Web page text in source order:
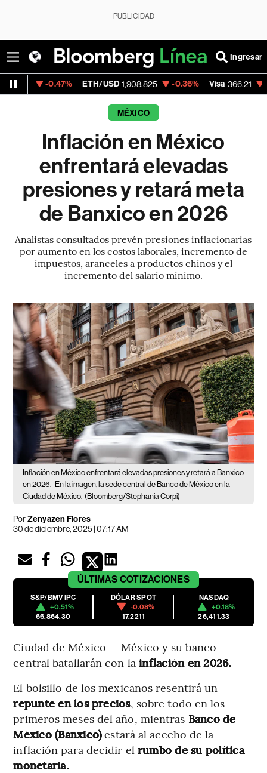
PUBLICIDAD
Ingresar
ETH/USD 1,908.825 -0.36% Visa 366.21 -0.63%
MÉXICO
Inflación en México
enfrentará elevadas
presiones y retará meta
de Banxico en 2026
Analistas consultados prevén presiones inflacionarias
por aumento en los costos laborales, incremento de
impuestos, aranceles a productos chinos y el
incremento del salario mínimo.
Inflación en México enfrentará elevadas presiones y retará a Banxico
en 2026. En la imagen, la sede central de Banco de México en la
Ciudad de México. (Bloomberg/Stephania Corpi)
PorZenyazen Flores
30 de diciembre, 2025 | 07:17 AM
ÚLTIMAS COTIZACIONES
S&P/BMV IPC
+0.51%
66,864.30
DÓLAR SPOT
-0.08%
17.2211
NASDAQ
+0.18%
26,411.33
Ciudad de México — México y su banco
central batallarán con la inflación en 2026.
El bolsillo de los mexicanos resentirá un
repunte en los precios, sobre todo en los
primeros meses del año, mientras Banco de
México (Banxico)estará al acecho de la
inflación para decidir el rumbo de su política
monetaria.